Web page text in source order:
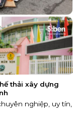
thải xây dựng
nghiệp, uy tín,